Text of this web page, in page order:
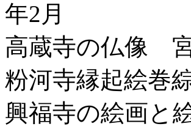
年2月
高蔵寺の仏像
粉河寺縁起絵
興福寺の絵画